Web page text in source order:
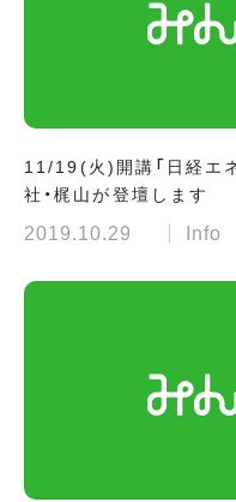
11/19(火)開講「日経エ
社・梶山が登壇します
2019.10.29 Info